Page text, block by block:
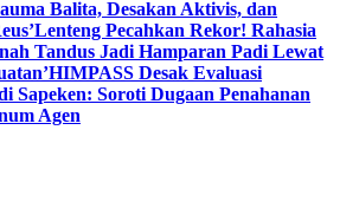
Balita, Desakan Aktivis, dan
Lenteng Pecahkan Rekor! Rahasia
Tandus Jadi Hamparan Padi Lewat
HIMPASS Desak Evaluasi
Sapeken: Soroti Dugaan Penahanan
Agen